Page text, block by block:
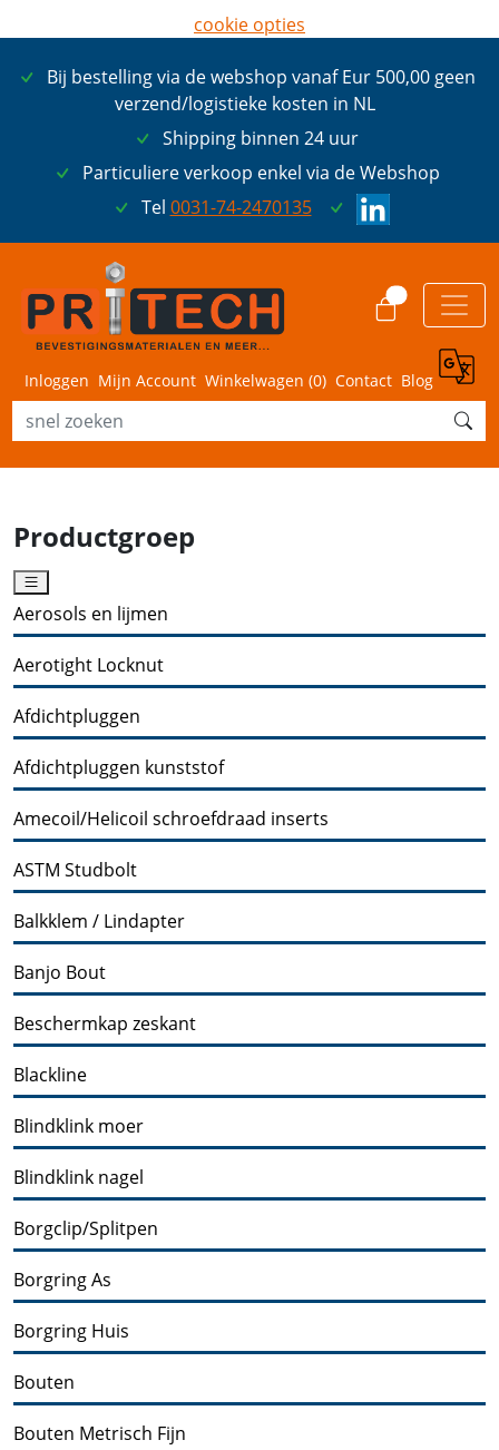
Bij bestelling via de webshop vanaf Eur 500,00 geen
verzend/logistieke kosten in NL
Shipping binnen 24 uur
Particuliere verkoop enkel via de Webshop
Tel 0031-74-2470135
Inloggen Mijn Account Winkelwagen (0) Contact Blog
Productgroep
Aerosols en lijmen
Aerotight Locknut
Afdichtpluggen
Afdichtpluggen kunststof
Amecoil/Helicoil schroefdraad inserts
ASTM Studbolt
Balkklem / Lindapter
Banjo Bout
Beschermkap zeskant
Blackline
Blindklink moer
Blindklink nagel
Borgclip/Splitpen
Borgring As
Borgring Huis
Bouten
Bouten Metrisch Fijn
cookie opties
ik ga akkoord met cookies